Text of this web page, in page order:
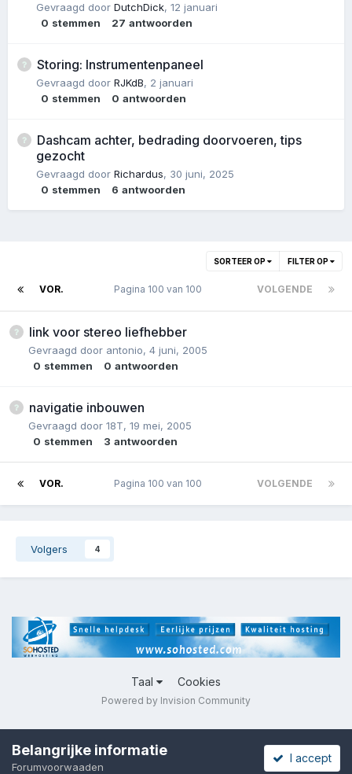
Gevraagd door DutchDick, 12 januari
0 stemmen 27 antwoorden
Storing: Instrumentenpaneel
Gevraagd door RJKdB, 2 januari
0 stemmen 0 antwoorden
Dashcam achter, bedrading doorvoeren, tips
gezocht
Gevraagd door Richardus, 30 juni, 2025
0 stemmen 6 antwoorden
SORTEER OP FILTER OP
VOR. VOLGENDE
Pagina 100 van 100
link voor stereo liefhebber
Gevraagd door antonio, 4 juni, 2005
0 stemmen 0 antwoorden
navigatie inbouwen
Gevraagd door 18T, 19 mei, 2005
0 stemmen 3 antwoorden
VOR. VOLGENDE
Pagina 100 van 100
Volgers 4
Taal Cookies
Powered by Invision Community
Belangrijke informatie
Forumvoorwaaden
I accept